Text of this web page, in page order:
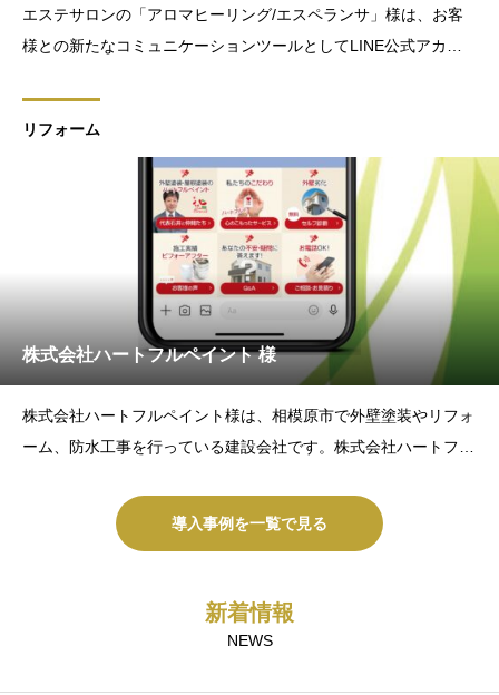
エステサロンの「アロマヒーリング/エスペランサ」様は、お客
様との新たなコミュニケーションツールとしてLINE公式アカウ
のことはもちろん、Lステップの導入により、カード型のポイ
リフォーム
株式会社ハートフルペイント 様
株式会社ハートフルペイント様は、相模原市で外壁塗装やリフォ
ーム、防水工事を行っている建設会社です。株式会社ハートフル
てLINE公式アカウントの運用を始められました。LASIQでは、L
ステップの戦略設計からデザイン制作・構築までを担当し
導入事例を一覧で見る
新着情報
NEWS